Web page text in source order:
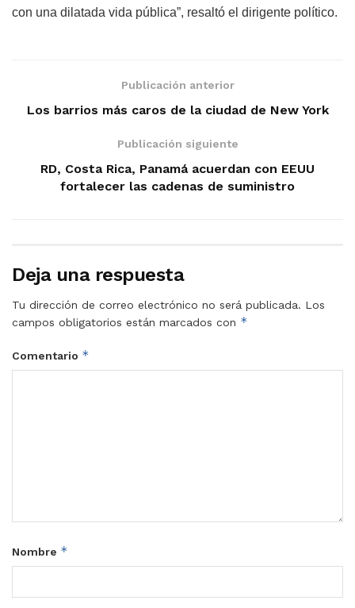
con una dilatada vida pública”, resaltó el dirigente político.
Publicación anterior
Los barrios más caros de la ciudad de New York
Publicación siguiente
RD, Costa Rica, Panamá acuerdan con EEUU
fortalecer las cadenas de suministro
Deja una respuesta
Tu dirección de correo electrónico no será publicada. Los
campos obligatorios están marcados con *
Comentario *
Nombre *